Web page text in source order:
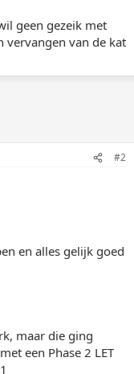
geen gezeik met
vervangen van de kat
#2
en alles gelijk goed
maar die ging
een Phase 2 LET